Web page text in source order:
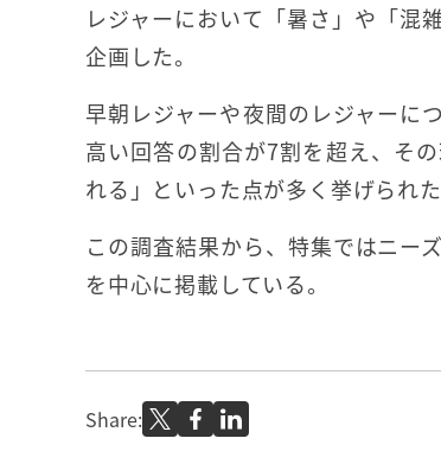
レジャーにおいて「暑さ」や「混
企画した。
早朝レジャーや夜間のレジャーに
高い回答の割合が7割を超え、そ
れる」といった点が多く挙げられた
この調査結果から、特集ではニー
を中心に掲載している。
Share: